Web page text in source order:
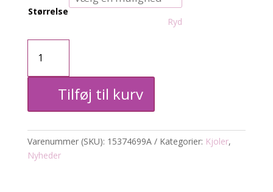
Størrelse
Ryd
CARjoanna
kjole
Tilføj til kurv
Varenummer (SKU): 15374699A Kategorier: Kjoler,
Nyheder